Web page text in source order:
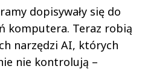
dopisywały się do
komputera. Teraz robią
narzędzi AI, których
nie kontrolują –